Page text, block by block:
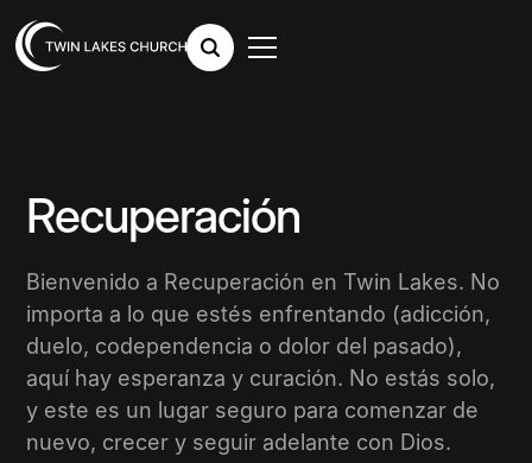
Recuperación
Bienvenido a Recuperación en Twin Lakes. No
importa a lo que estés enfrentando (adicción,
duelo, codependencia o dolor del pasado),
aquí hay esperanza y curación. No estás solo,
y este es un lugar seguro para comenzar de
nuevo, crecer y seguir adelante con Dios.